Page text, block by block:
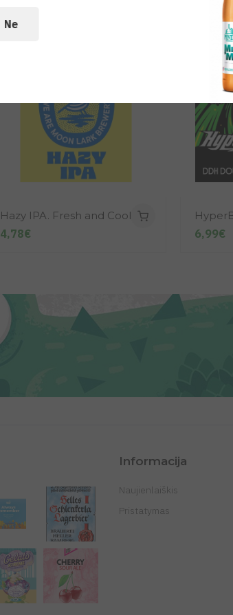
Hazy IPA. Fresh and Cool.
4,78€ 6,99€
Informacija
Naujienlaiškis
Pristatymas
Ne